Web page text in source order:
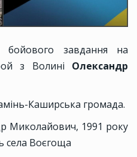
бойового завдання на
з Волині Олександр
Каширська громада.
Миколайович, 1991 року
села Воєгоща